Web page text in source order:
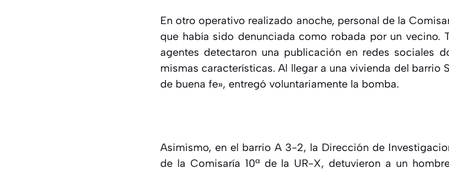
En otro operativo realizado anoche, personal de la
que había sido denunciada como robada por un vecino.
agentes detectaron una publicación en redes sociales
mismas características. Al llegar a una vivienda del barrio
de buena fe», entregó voluntariamente la bomba.
Asimismo, en el barrio A 3-2, la Dirección de
de la Comisaría 10ª de la UR-X, detuvieron a un